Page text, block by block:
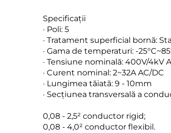
Specificații
· Poli: 5
· Tratament superficial bornă:
· Gama de temperaturi: -
· Tensiune nominală: 400V/4kV
· Curent nominal: 2~32A AC/DC
· Lungimea tăiată: 9 - 10mm
· Secțiunea transversală a
0,08 - 2,5² conductor rigid;
0,08 - 4,0² conductor flexibil.